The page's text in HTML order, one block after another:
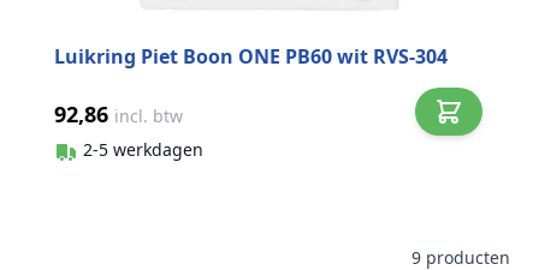
Luikring Piet Boon ONE PB60 wit RVS-304
92,86 incl. btw
2-5 werkdagen
9 producten